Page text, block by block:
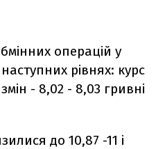
операцій у
рівнях: курс
- 8,02 - 8,03 гривні
до 10,87 -11 і